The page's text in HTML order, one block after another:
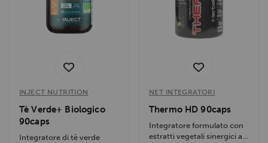
INJECT NUTRITION
Tè Verde+ Biologico
90caps
Integratore di tè verde
NET INTEGRATORI
Thermo HD 90caps
Integratore formulato con
estratti vegetali sinergici ad